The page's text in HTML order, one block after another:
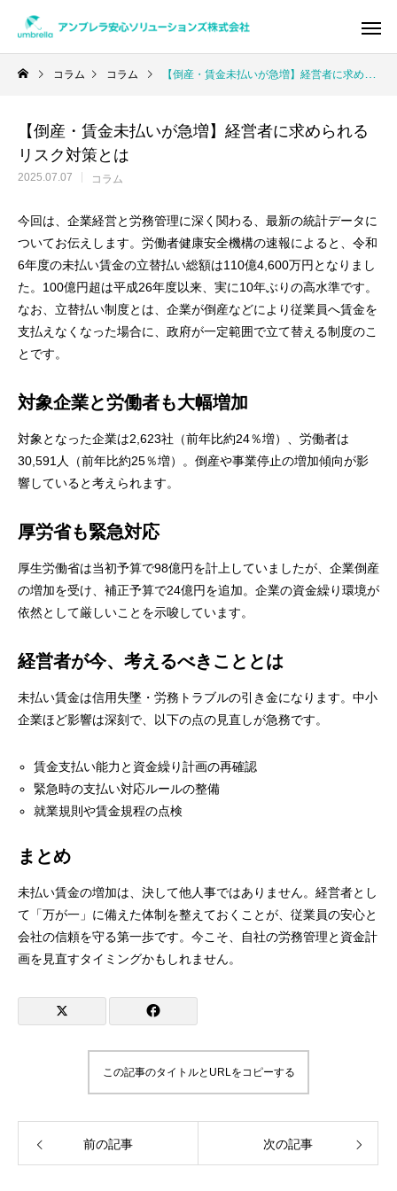
Warning
コラム コラム 【倒産・賃金未払いが急増】経営者に求められるリスク対策とは
【倒産・賃金未払いが急増】経営者に求められる
リスク対策とは
2025.07.07 コラム
今回は、企業経営と労務管理に深く関わる、最新の統計データに
ついてお伝えします。 労働者健康安全機構の速報によると、令和
6年度の未払い賃金の立替払い総額は110億4,600万円となりまし
た。100億円超は平成26年度以来、実に10年ぶりの高水準です。
なお、立替払い制度とは、企業が倒産などにより従業員へ賃金を
支払えなくなった場合に、政府が一定範囲で立て替える制度のこ
とです。
対象企業と労働者も大幅増加
対象となった企業は2,623社（前年比約24％増）、労働者は
30,591人（前年比約25％増）。倒産や事業停止の増加傾向が影
響していると考えられます。
厚労省も緊急対応
厚生労働省は当初予算で98億円を計上していましたが、企業倒産
の増加を受け、補正予算で24億円を追加。企業の資金繰り環境が
依然として厳しいことを示唆しています。
経営者が今、考えるべきこととは
未払い賃金は信用失墜・労務トラブルの引き金になります。中小
企業ほど影響は深刻で、以下の点の見直しが急務です。
賃金支払い能力と資金繰り計画の再確認
緊急時の支払い対応ルールの整備
就業規則や賃金規程の点検
まとめ
未払い賃金の増加は、決して他人事ではありません。経営者とし
て「万が一」に備えた体制を整えておくことが、従業員の安心と
会社の信頼を守る第一歩です。今こそ、自社の労務管理と資金計
画を見直すタイミングかもしれません。
この記事のタイトルとURLをコピーする
前の記事 次の記事